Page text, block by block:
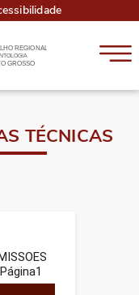
REGIONAL
GROSSO
TÉCNICAS